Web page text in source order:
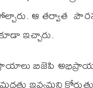
పోల్చారు. ఆ తర్వాత
ఇచ్చారు.
బిజెపి